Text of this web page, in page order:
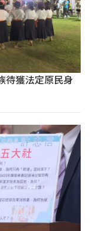
待獲法定原民身